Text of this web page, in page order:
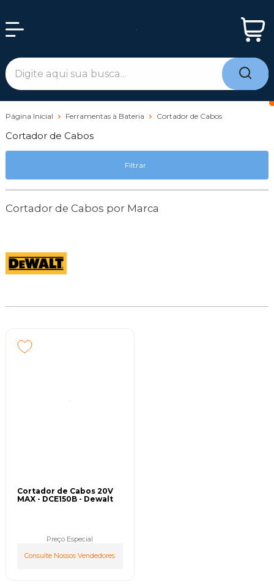
Página Inicial Ferramentas à Bateria Cortador de Cabos
Cortador de Cabos
Filtrar
Cortador de Cabos por Marca
Cortador de Cabos 20V
MAX - DCE150B - Dewalt
Preço Especial
Consulte Nossos Vendedores